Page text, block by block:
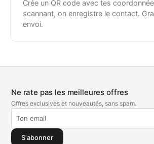
Crée un QR code avec tes
scannant, on enregistre le contact.
envoi.
Ne rate pas les meilleures offres
Offres exclusives et nouveautés, sans spam.
S'abonner